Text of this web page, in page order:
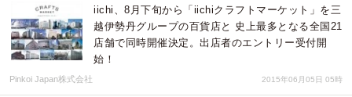
iichi、8月下旬から「iichiクラフトマーケット」を三
越伊勢丹グループの百貨店と 史上最多となる全国21
店舗で同時開催決定。出店者のエントリー受付開
始！
Pinkoi Japan株式会社 2015年06月05日 05時